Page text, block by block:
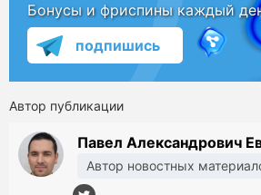
Бонусы и фриспины каждый
подпишись
Автор публикации
Павел Александрович
Автор новостных